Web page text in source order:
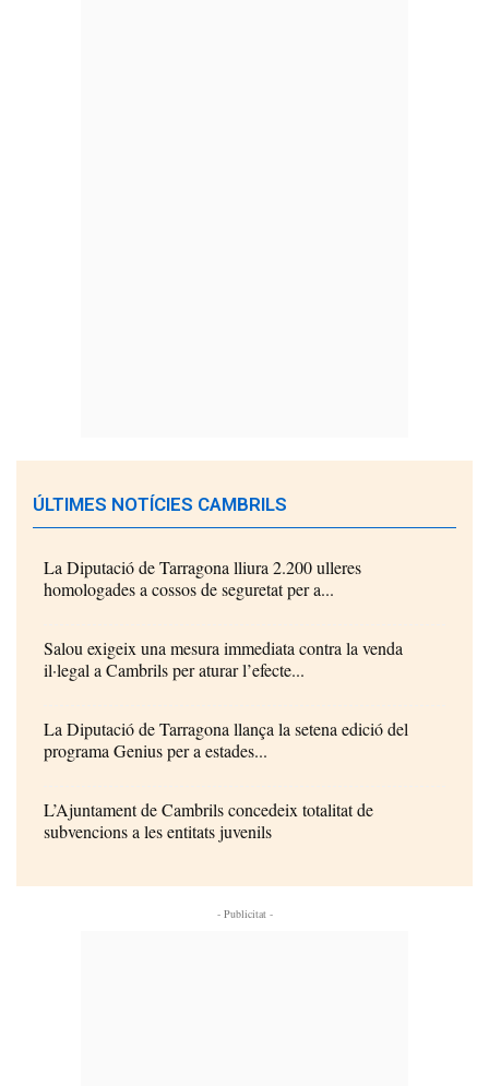
ÚLTIMES NOTÍCIES CAMBRILS
La Diputació de Tarragona lliura 2.200 ulleres
homologades a cossos de seguretat per a...
Salou exigeix una mesura immediata contra la venda
il·legal a Cambrils per aturar l’efecte...
La Diputació de Tarragona llança la setena edició del
programa Genius per a estades...
L’Ajuntament de Cambrils concedeix totalitat de
subvencions a les entitats juvenils
- Publicitat -